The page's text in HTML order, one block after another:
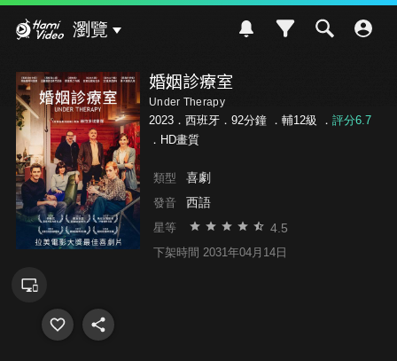
瀏覽
婚姻診療室
Under Therapy
2023．西班牙．92分鐘 ． 輔12級 ． 評分6.7
．HD畫質
類型 喜劇
發音 西語
星等 4.5
下架時間 2031年04月14日